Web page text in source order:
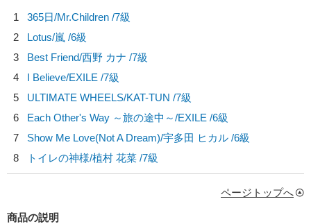
1
365日/Mr.Children /7級
2
Lotus/嵐 /6級
3
Best Friend/西野 カナ /7級
4
I Believe/EXILE /7級
5
ULTIMATE WHEELS/KAT-TUN /7級
6
Each Other's Way ～旅の途中～/EXILE /6級
7
Show Me Love(Not A Dream)/宇多田 ヒカル /6級
8
トイレの神様/植村 花菜 /7級
ページトップへ
商品の説明